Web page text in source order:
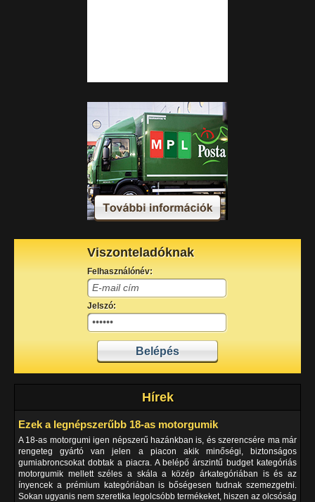
Viszonteladóknak
Felhasználónév:
Jelszó:
Hírek
Ezek a legnépszerűbb 18-as motorgumik
A 18-as motorgumi igen népszerű hazánkban is, és szerencsére ma már
rengeteg gyártó van jelen a piacon akik minőségi, biztonságos
gumiabroncsokat dobtak a piacra. A belépő árszintű budget kategóriás
motorgumik mellett széles a skála a közép árkategóriában is és az
ínyencek a prémium kategóriában is bőségesen tudnak szemezgetni.
Sokan ugyanis nem szeretika legolcsóbb termékeket, hiszen az olcsóság